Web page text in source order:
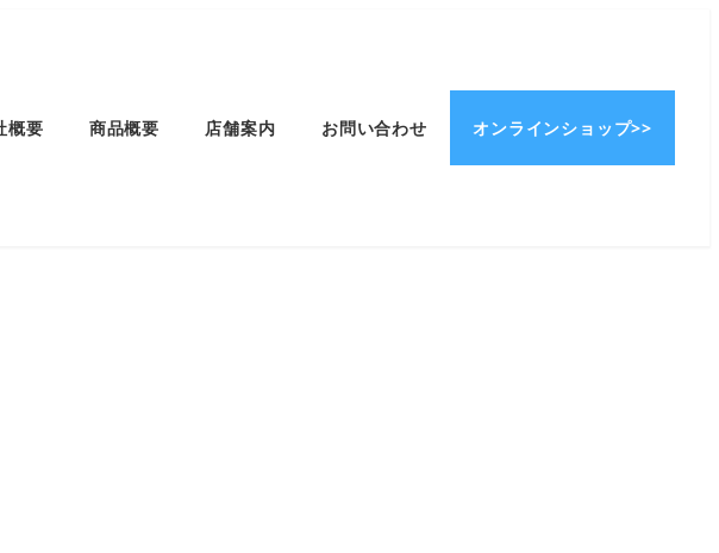
概要 商品概要 店舗案内 お問い合わせ オンラインショップ>>